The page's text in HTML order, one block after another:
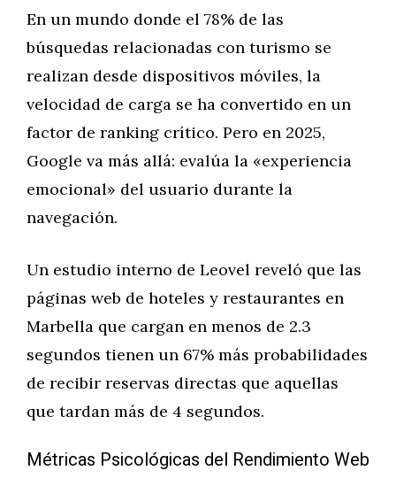
En un mundo donde el 78% de las
búsquedas relacionadas con turismo se
realizan desde dispositivos móviles, la
velocidad de carga se ha convertido en un
factor de ranking crítico. Pero en 2025,
Google va más allá: evalúa la «experiencia
emocional» del usuario durante la
navegación.
Un estudio interno de Leovel reveló que las
páginas web de hoteles y restaurantes en
Marbella que cargan en menos de 2.3
segundos tienen un 67% más probabilidades
de recibir reservas directas que aquellas
que tardan más de 4 segundos.
Métricas Psicológicas del Rendimiento Web